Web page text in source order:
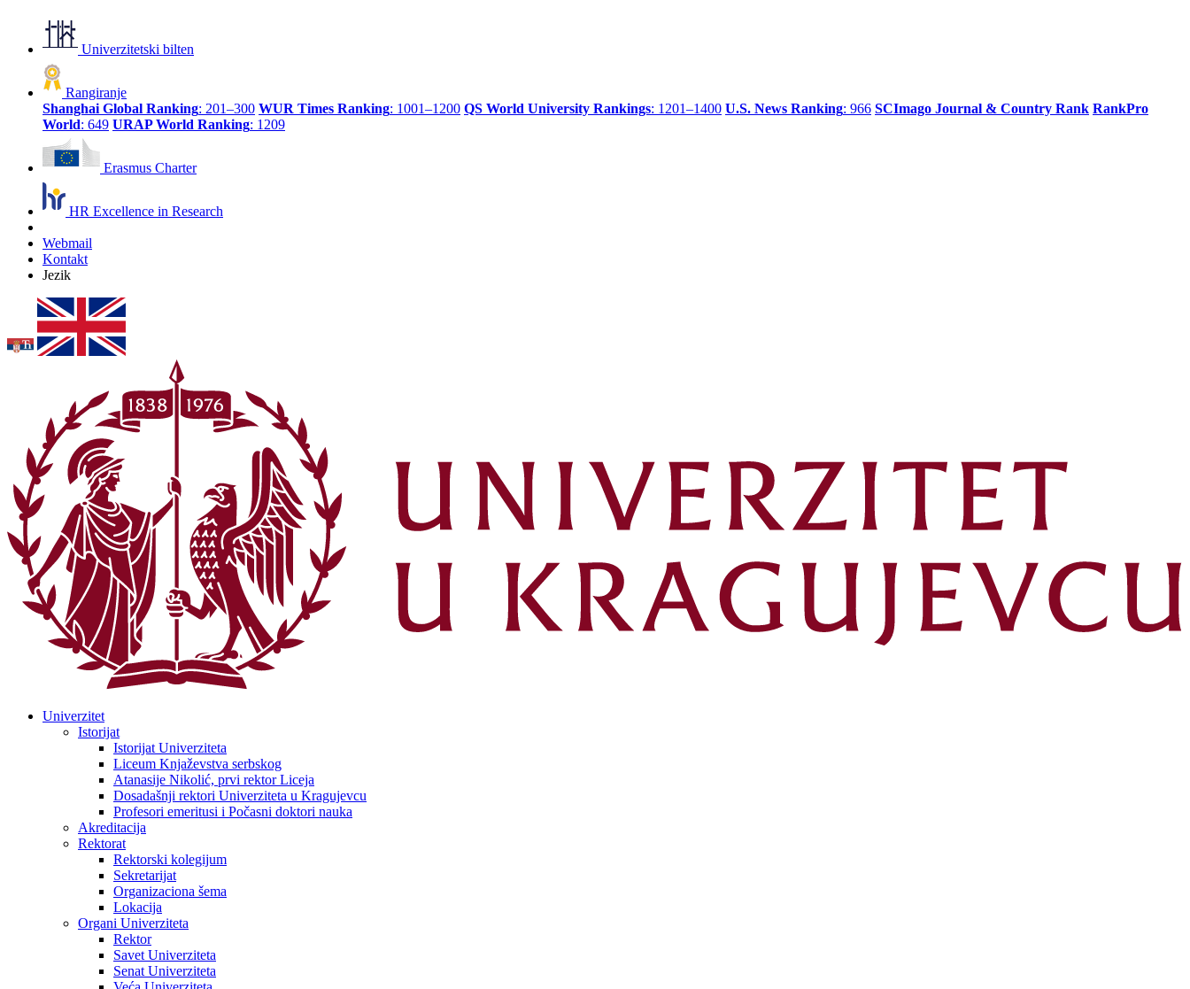
Univerzitetski bilten
Rangiranje
Shanghai Global Ranking: 201–300 WUR Times Ranking: 1001–1200 QS World University Rankings: 1201–1400 U.S. News Ranking: 966 SCImago Journal & Country Rank RankPro
World: 649 URAP World Ranking: 1209
Erasmus Charter
HR Excellence in Research
Webmail
Kontakt
Jezik
Univerzitet
Istorijat
Istorijat Univerziteta
Liceum Knjaževstva serbskog
Atanasije Nikolić, prvi rektor Liceja
Dosadašnji rektori Univerziteta u Kragujevcu
Profesori emeritusi i Počasni doktori nauka
Akreditacija
Rektorat
Rektorski kolegijum
Sekretarijat
Organizaciona šema
Lokacija
Organi Univerziteta
Rektor
Savet Univerziteta
Senat Univerziteta